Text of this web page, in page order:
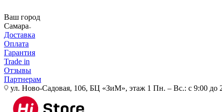
Ваш город
Самара
Доставка
Оплата
Гарантия
Trade in
Отзывы
Партнерам
ул. Ново-Садовая, 106, БЦ «ЗиМ», этаж 1 Пн. – Вс.: с 9:00 до